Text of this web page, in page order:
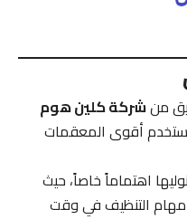
منشركة كلين هوم
أقوى المعقمات
اهتماماً خاصاً، حيث
التنظيف في وقت